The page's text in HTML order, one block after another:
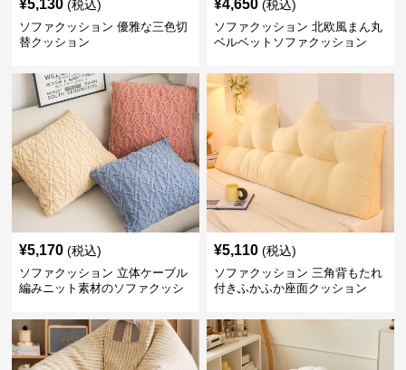
¥5,130 (税込)
ソファクッション 優雅な三色切
替クッション
¥4,650 (税込)
ソファクッション 北欧風まん丸
ベルベットソファクッション
¥5,170 (税込)
ソファクッション 立体ケーブル
編みニット素材のソファクッシ
¥5,110 (税込)
ソファクッション 三角背もたれ
付きふかふか座面クッション